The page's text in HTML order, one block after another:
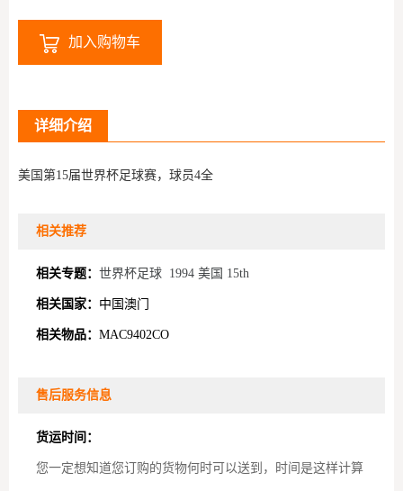
加入购物车
详细介绍
美国第15届世界杯足球赛，球员4全
相关推荐
相关专题： 世界杯足球 1994 美国 15th
相关国家： 中国澳门
相关物品： MAC9402CO
售后服务信息
货运时间：
您一定想知道您订购的货物何时可以送到，时间是这样计算